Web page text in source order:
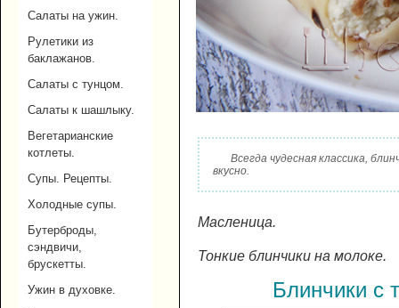
Салаты на ужин.
Рулетики из
баклажанов.
Салаты с тунцом.
Салаты к шашлыку.
Вегетарианские
котлеты.
Супы. Рецепты.
Холодные супы.
Бутерброды,
сэндвичи,
брускетты.
Ужин в духовке.
Всегда чудесная классика,
вкусно.
Масленица.
Тонкие блинчики на молоке.
Блинчики с